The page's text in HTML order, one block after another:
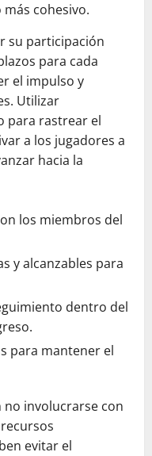
cohesivo.
su participación
para cada
el impulso y
Utilizar
para rastrear el
a los jugadores a
hacia la
los miembros del
y alcanzables para
dentro del
para mantener el
no involucrarse con
evitar el